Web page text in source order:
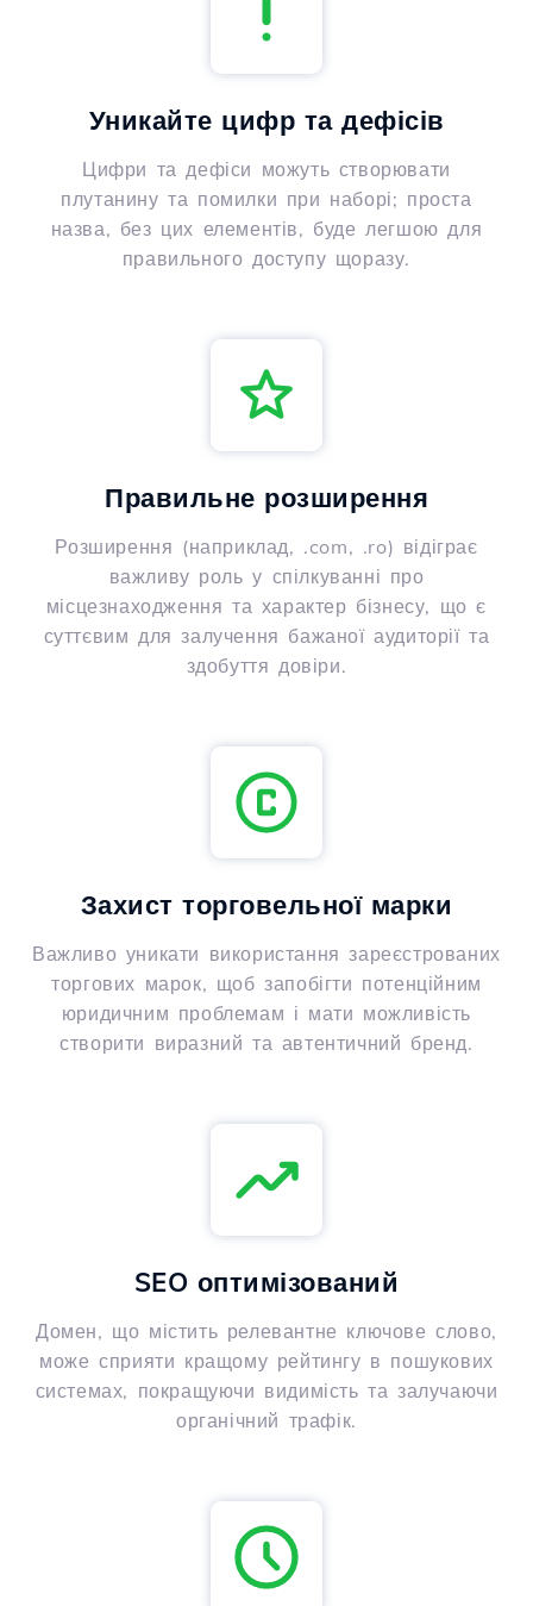
Уникайте цифр та дефісів
Цифри та дефіси можуть створювати
плутанину та помилки при наборі; проста
назва, без цих елементів, буде легшою для
правильного доступу щоразу.
Правильне розширення
Розширення (наприклад, .com, .ro) відіграє
важливу роль у спілкуванні про
місцезнаходження та характер бізнесу, що є
суттєвим для залучення бажаної аудиторії та
здобуття довіри.
Захист торговельної марки
Важливо уникати використання зареєстрованих
торгових марок, щоб запобігти потенційним
юридичним проблемам і мати можливість
створити виразний та автентичний бренд.
SEO оптимізований
Домен, що містить релевантне ключове слово,
може сприяти кращому рейтингу в пошукових
системах, покращуючи видимість та залучаючи
органічний трафік.